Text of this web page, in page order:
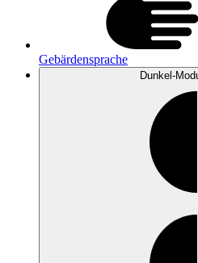
Gebärdensprache
Dunkel-